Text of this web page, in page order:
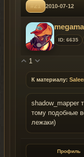
#21 2010-07-12
ID: 6635
1
К материалу:
shadow_mapper
тому подобные
лежаки)
Профиль